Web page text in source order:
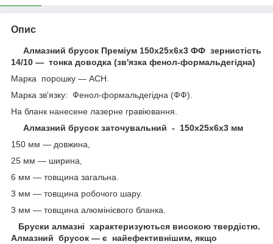
Опис
Алмазний брусок Преміум 150х25х6х3 ФФ зернистість
14/10 — тонка доводка (зв'язка фенол-формальдегідна)
Марка порошку — АСН.
Марка зв'язку: Фенол-формальдегідна (ФФ).
На бланк нанесене лазерне гравіювання.
Алмазний брусок заточувальний - 150х25х6х3 мм
150 мм — довжина,
25 мм — ширина,
6 мм — товщина загальна.
3 мм — товщина робочого шару.
3 мм — товщина алюмінієвого бланка.
Бруски алмазні характеризуються високою твердістю.
Алмазний брусок — є найефективнішим, якщо